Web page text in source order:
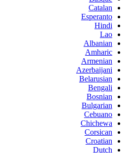
Catalan
Esperanto
Hindi
Lao
Albanian
Amharic
Armenian
Azerbaijani
Belarusian
Bengali
Bosnian
Bulgarian
Cebuano
Chichewa
Corsican
Croatian
Dutch